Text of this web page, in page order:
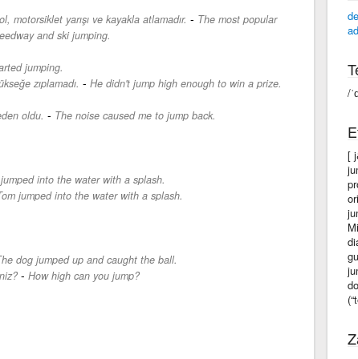
motorsiklet yarışı ve kayakla atlamadır. - The most popular
and ski jumping.
jumping.
zıplamadı. - He didn't jump high enough to win a prize.
oldu. - The noise caused me to jump back.
into the water with a splash.
jumped into the water with a splash.
dog jumped up and caught the ball.
- How high can you jump?
/
[